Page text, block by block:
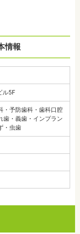
情報
ル5F
・予防歯科・歯科口腔
歯・義歯・インプラン
・虫歯